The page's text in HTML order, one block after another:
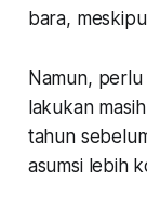
bara,
Namun,
lakukan
tahun
asumsi lebih